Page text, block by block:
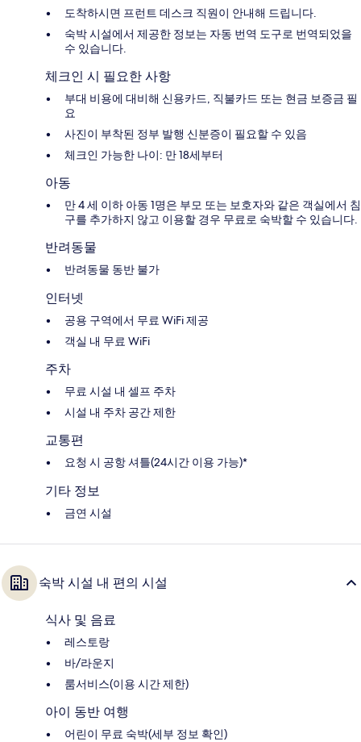
도착하시면 프런트 데스크 직원이 안내해 드립니다.
숙박 시설에서 제공한 정보는 자동 번역 도구로 번역되었을
수 있습니다.
체크인 시 필요한 사항
부대 비용에 대비해 신용카드, 직불카드 또는 현금 보증금 필
요
사진이 부착된 정부 발행 신분증이 필요할 수 있음
체크인 가능한 나이: 만 18세부터
아동
만 4 세 이하 아동 1명은 부모 또는 보호자와 같은 객실에서 침
구를 추가하지 않고 이용할 경우 무료로 숙박할 수 있습니다.
반려동물
반려동물 동반 불가
인터넷
공용 구역에서 무료 WiFi 제공
객실 내 무료 WiFi
주차
무료 시설 내 셀프 주차
시설 내 주차 공간 제한
교통편
요청 시 공항 셔틀(24시간 이용 가능)*
기타 정보
금연 시설
숙박 시설 내 편의 시설
식사 및 음료
레스토랑
바/라운지
룸서비스(이용 시간 제한)
아이 동반 여행
어린이 무료 숙박(세부 정보 확인)